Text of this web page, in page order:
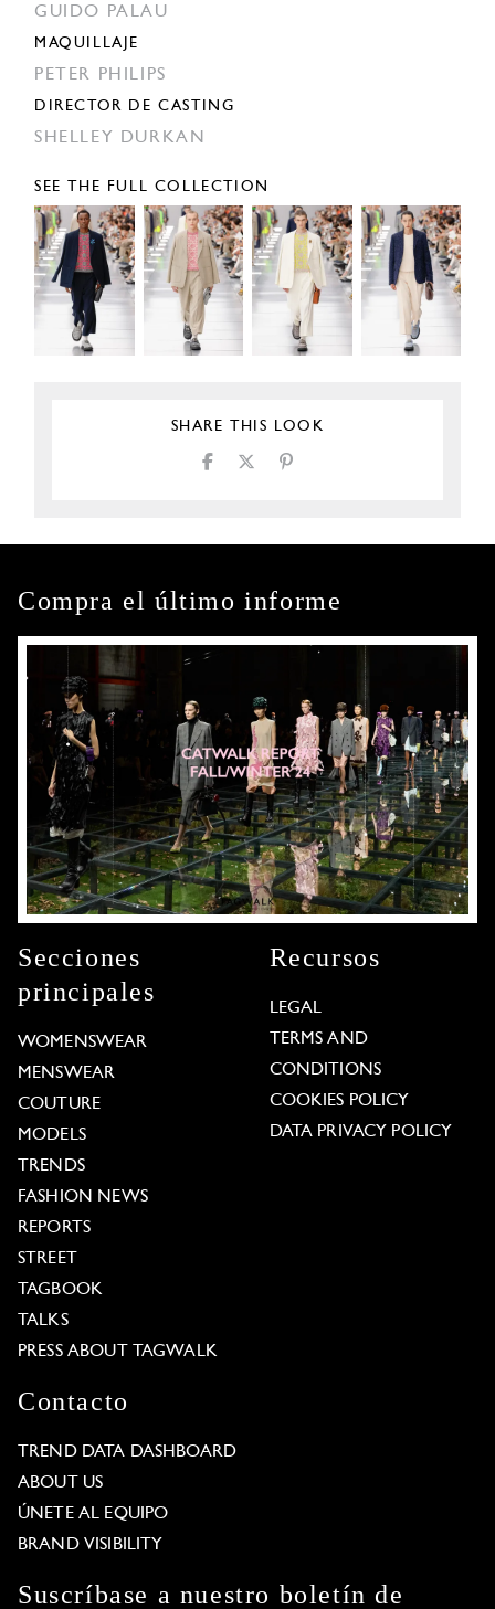
GUIDO PALAU
MAQUILLAJE
PETER PHILIPS
DIRECTOR DE CASTING
SHELLEY DURKAN
SEE THE FULL COLLECTION
SHARE THIS LOOK
Compra el último informe
Secciones
principales
WOMENSWEAR
MENSWEAR
COUTURE
MODELS
TRENDS
FASHION NEWS
REPORTS
STREET
TAGBOOK
TALKS
PRESS ABOUT TAGWALK
Recursos
LEGAL
TERMS AND
CONDITIONS
COOKIES POLICY
DATA PRIVACY POLICY
Contacto
TREND DATA DASHBOARD
ABOUT US
ÚNETE AL EQUIPO
BRAND VISIBILITY
Suscríbase a nuestro boletín de